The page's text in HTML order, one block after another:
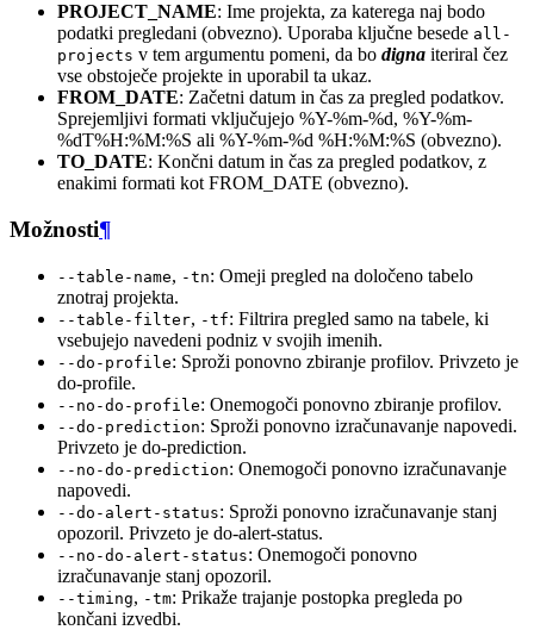
PROJECT_NAME: Ime projekta, za katerega naj bodo
podatki pregledani (obvezno). Uporaba ključne besede all-
projects v tem argumentu pomeni, da bo digna iteriral čez
vse obstoječe projekte in uporabil ta ukaz.
FROM_DATE: Začetni datum in čas za pregled podatkov.
Sprejemljivi formati vključujejo %Y-%m-%d, %Y-%m-
%dT%H:%M:%S ali %Y-%m-%d %H:%M:%S (obvezno).
TO_DATE: Končni datum in čas za pregled podatkov, z
enakimi formati kot FROM_DATE (obvezno).
Možnosti¶
--table-name, -tn: Omeji pregled na določeno tabelo
znotraj projekta.
--table-filter, -tf: Filtrira pregled samo na tabele, ki
vsebujejo navedeni podniz v svojih imenih.
--do-profile: Sproži ponovno zbiranje profilov. Privzeto je
do-profile.
--no-do-profile: Onemogoči ponovno zbiranje profilov.
--do-prediction: Sproži ponovno izračunavanje napovedi.
Privzeto je do-prediction.
--no-do-prediction: Onemogoči ponovno izračunavanje
napovedi.
--do-alert-status: Sproži ponovno izračunavanje stanj
opozoril. Privzeto je do-alert-status.
--no-do-alert-status: Onemogoči ponovno
izračunavanje stanj opozoril.
--timing, -tm: Prikaže trajanje postopka pregleda po
končani izvedbi.